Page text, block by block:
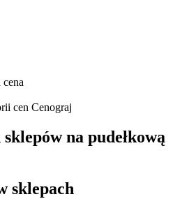
cen Cenograj
na pudełkową
sklepach